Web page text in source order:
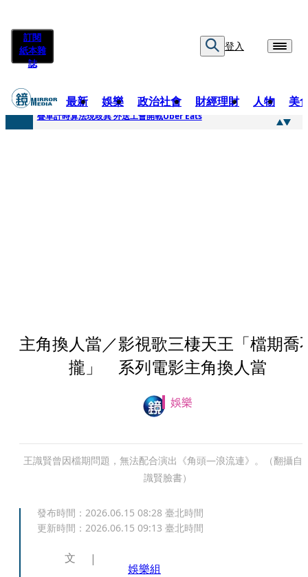
訂閱
紙本雜
誌
登入
最新 娛樂 政治社會 財經理財 人物 美
快訊
疊單計時算法現歧異 外送工會開戰Uber Eats
主角換人當／影視歌三棲天王「檔期喬
攏」 系列電影主角換人當
娛樂
王識賢曾因檔期問題，無法配合演出《角頭—浪流連》。（翻攝自
識賢臉書）
發布時間： 2026.06.15 08:28 臺北時間
更新時間： 2026.06.15 09:13 臺北時間
文
娛樂組